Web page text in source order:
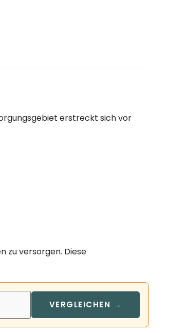
erstreckt sich vor
zu versorgen. Diese
VERGLEICHEN →